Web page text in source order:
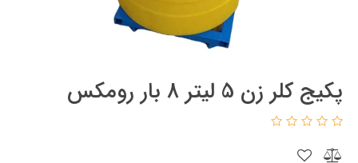
پکیج کلر زن 5 لیتر 8 بار رومکس